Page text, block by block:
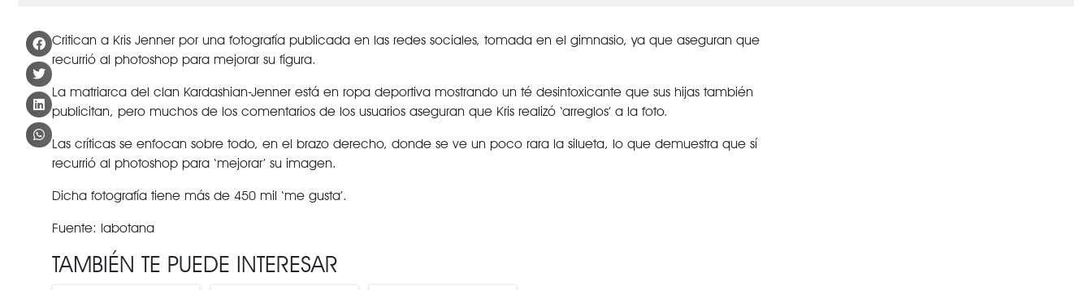
Critican a Kris Jenner por una fotografía publicada en las redes sociales, tomada en el gimnasio, ya que aseguran que
recurrió al photoshop para mejorar su figura.
La matriarca del clan Kardashian-Jenner está en ropa deportiva mostrando un té desintoxicante que sus hijas también
publicitan, pero muchos de los comentarios de los usuarios aseguran que Kris realizó ‘arreglos’ a la foto.
Las críticas se enfocan sobre todo, en el brazo derecho, donde se ve un poco rara la silueta, lo que demuestra que sí
recurrió al photoshop para ‘mejorar’ su imagen.
Dicha fotografía tiene más de 450 mil ‘me gusta’.
Fuente: labotana
TAMBIÉN TE PUEDE INTERESAR